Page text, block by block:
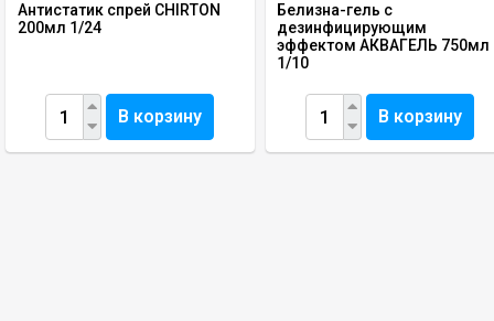
Антистатик спрей СHIRTON
200мл 1/24
В корзину
Белизна-гель с
дезинфицирующим
эффектом АКВАГЕЛЬ 750мл
1/10
В корзину